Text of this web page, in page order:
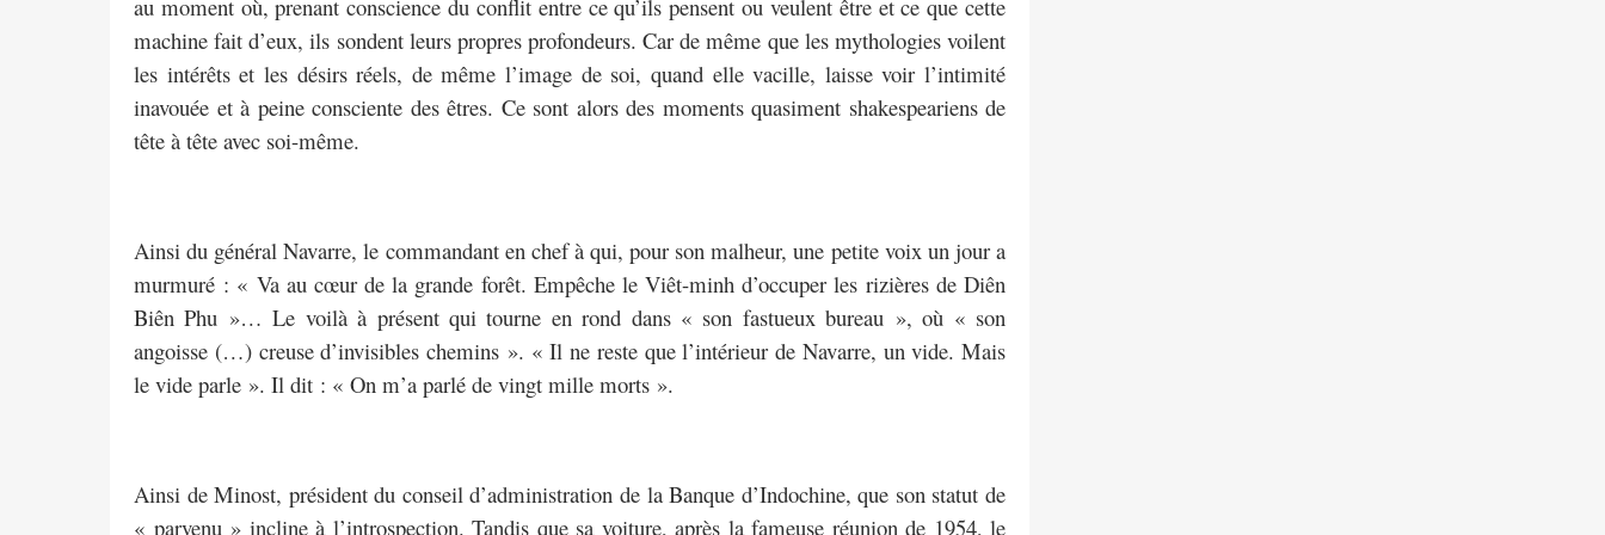
au moment où, prenant conscience du conflit entre ce qu’ils pensent ou veulent être et ce que cette
machine fait d’eux, ils sondent leurs propres profondeurs. Car de même que les mythologies voilent
les intérêts et les désirs réels, de même l’image de soi, quand elle vacille, laisse voir l’intimité
inavouée et à peine consciente des êtres. Ce sont alors des moments quasiment shakespeariens de
tête à tête avec soi-même.
Ainsi du général Navarre, le commandant en chef à qui, pour son malheur, une petite voix un jour a
murmuré : « Va au cœur de la grande forêt. Empêche le Viêt-minh d’occuper les rizières de Diên
Biên Phu »… Le voilà à présent qui tourne en rond dans « son fastueux bureau », où « son
angoisse (…) creuse d’invisibles chemins ». « Il ne reste que l’intérieur de Navarre, un vide. Mais
le vide parle ». Il dit : « On m’a parlé de vingt mille morts ».
Ainsi de Minost, président du conseil d’administration de la Banque d’Indochine, que son statut de
« parvenu » incline à l’introspection. Tandis que sa voiture, après la fameuse réunion de 1954, le